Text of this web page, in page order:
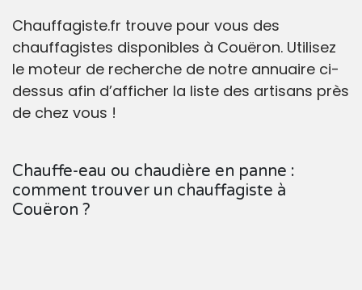
Chauffagiste.fr trouve pour vous des
chauffagistes disponibles à Couëron. Utilisez
le moteur de recherche de notre annuaire ci-
dessus afin d’afficher la liste des artisans près
de chez vous !
Chauffe-eau ou chaudière en panne :
comment trouver un chauffagiste à
Couëron ?